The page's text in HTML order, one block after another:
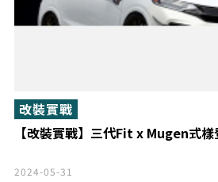
【改裝實戰】三代Fit x Mugen式
改裝實戰
2024-05-31